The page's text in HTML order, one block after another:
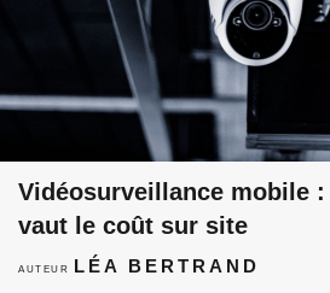
Vidéosurveillance mobile :
vaut le coût sur site
AUTEUR LÉA BERTRAND